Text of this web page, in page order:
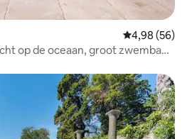
Gemiddelde
4,98 (56)
op de oceaan, groot zwembad